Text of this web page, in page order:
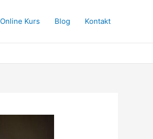
Online Kurs Blog Kontakt